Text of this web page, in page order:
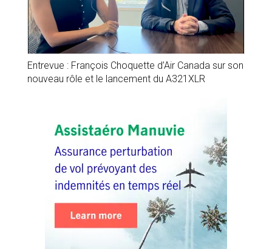
Entrevue : François Choquette d’Air Canada sur son
nouveau rôle et le lancement du A321XLR